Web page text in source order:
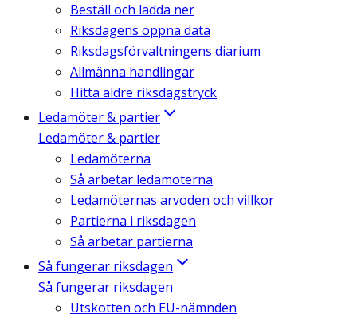
Beställ och ladda ner
Riksdagens öppna data
Riksdagsförvaltningens diarium
Allmänna handlingar
Hitta äldre riksdagstryck
Ledamöter & partier
Ledamöter & partier
Ledamöterna
Så arbetar ledamöterna
Ledamöternas arvoden och villkor
Partierna i riksdagen
Så arbetar partierna
Så fungerar riksdagen
Så fungerar riksdagen
Utskotten och EU-nämnden